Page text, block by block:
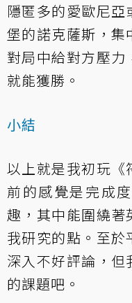
隱匿多的愛歐尼
堡的諾克薩斯，集
對局中給對方壓
就能獲勝。
小結
以上就是我初玩《
前的感覺是完成
趣，其中能圍繞著
我研究的點。至
深入不好評論，
的課題吧。